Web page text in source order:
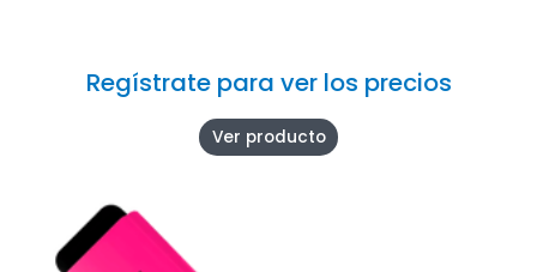
Regístrate para ver los precios
Ver producto